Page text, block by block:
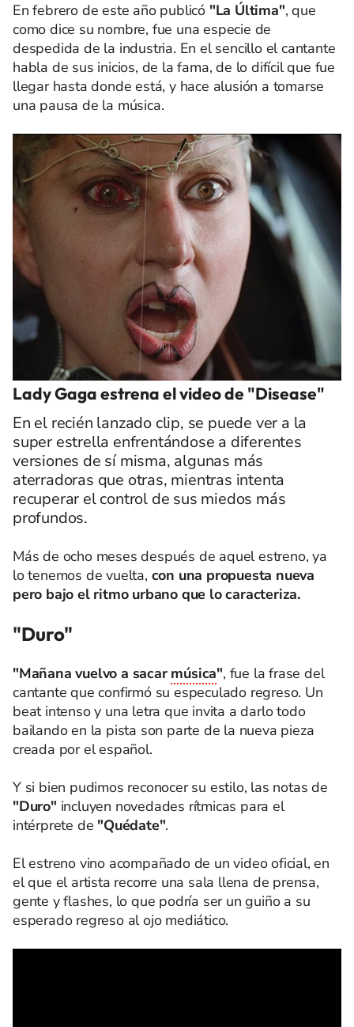
En febrero de este año publicó "La Última", que
como dice su nombre, fue una especie de
despedida de la industria. En el sencillo el cantante
habla de sus inicios, de la fama, de lo difícil que fue
llegar hasta donde está, y hace alusión a tomarse
una pausa de la música.
Lady Gaga estrena el video de "Disease"
En el recién lanzado clip, se puede ver a la
super estrella enfrentándose a diferentes
versiones de sí misma, algunas más
aterradoras que otras, mientras intenta
recuperar el control de sus miedos más
profundos.
Más de ocho meses después de aquel estreno, ya
lo tenemos de vuelta, con una propuesta nueva
pero bajo el ritmo urbano que lo caracteriza.
"Duro"
"Mañana vuelvo a sacar música", fue la frase del
cantante que confirmó su especulado regreso. Un
beat intenso y una letra que invita a darlo todo
bailando en la pista son parte de la nueva pieza
creada por el español.
Y si bien pudimos reconocer su estilo, las notas de
"Duro" incluyen novedades rítmicas para el
intérprete de "Quédate".
El estreno vino acompañado de un video oficial, en
el que el artista recorre una sala llena de prensa,
gente y flashes, lo que podría ser un guiño a su
esperado regreso al ojo mediático.